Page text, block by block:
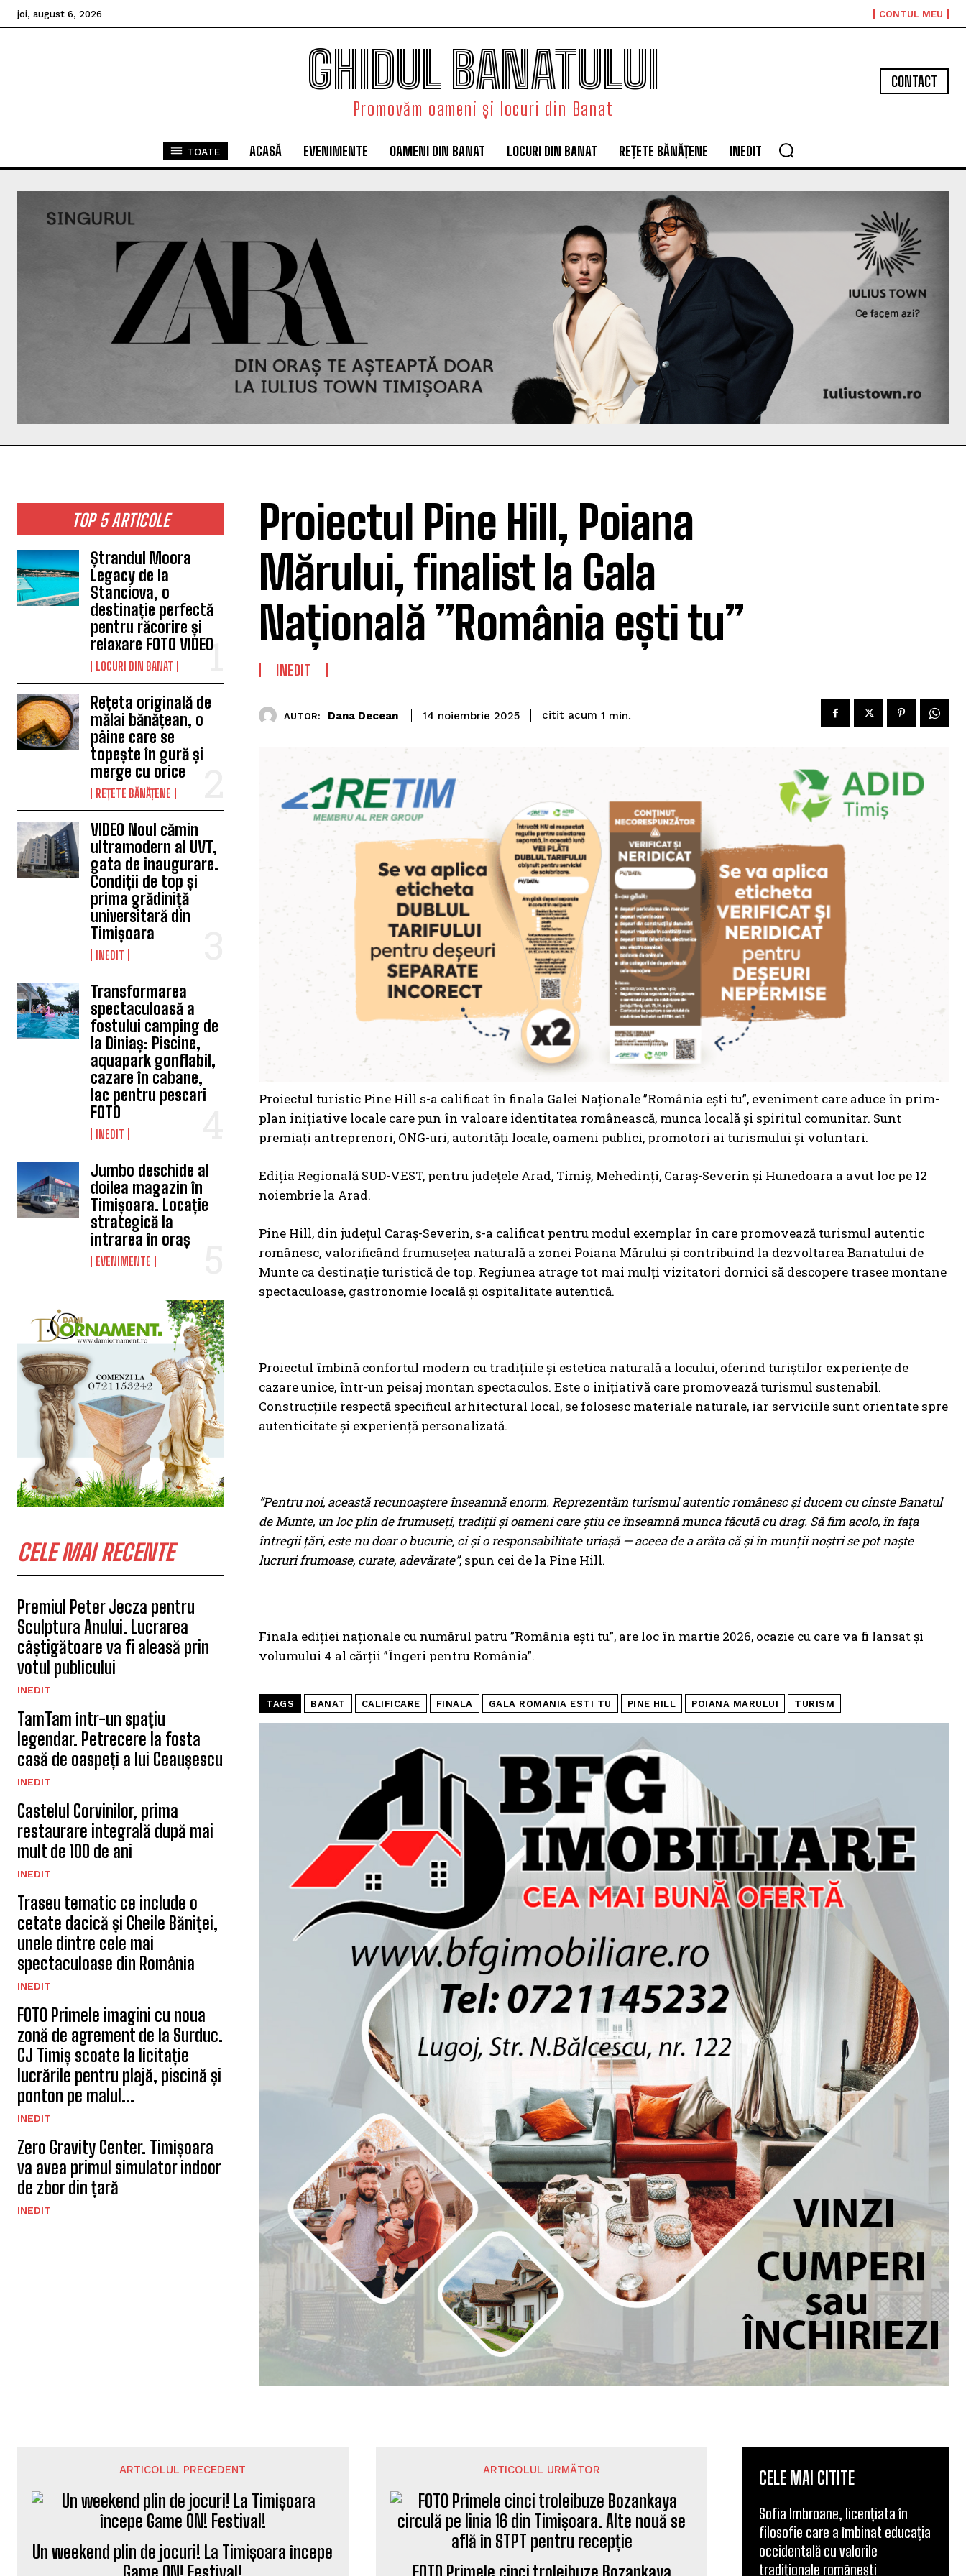
joi, august 6, 2026 CONTUL MEU
GHIDUL BANATULUI
Promovăm oameni și locuri din Banat
CONTACT
TOATE ACASĂ EVENIMENTE OAMENI DIN BANAT LOCURI DIN BANAT REȚETE BĂNĂȚENE INEDIT
TOP 5 ARTICOLE
Ștrandul Moora
Legacy de la
Stanciova, o
destinație perfectă
pentru răcorire și
relaxare FOTO VIDEO
LOCURI DIN BANAT
Rețeta originală de
mălai bănățean, o
pâine care se
topește în gură și
merge cu orice
REȚETE BĂNĂȚENE
VIDEO Noul cămin
ultramodern al UVT,
gata de inaugurare.
Condiții de top și
prima grădiniță
universitară din
Timișoara
INEDIT
Transformarea
spectaculoasă a
fostului camping de
la Diniaș: Piscine,
aquapark gonflabil,
cazare în cabane,
lac pentru pescari
FOTO
INEDIT
Jumbo deschide al
doilea magazin în
Timișoara. Locație
strategică la
intrarea în oraș
EVENIMENTE
CELE MAI RECENTE
Premiul Peter Jecza pentru
Sculptura Anului. Lucrarea
câștigătoare va fi aleasă prin
votul publicului
INEDIT
TamTam într-un spațiu
legendar. Petrecere la fosta
casă de oaspeți a lui Ceaușescu
INEDIT
Castelul Corvinilor, prima
restaurare integrală după mai
mult de 100 de ani
INEDIT
Traseu tematic ce include o
cetate dacică și Cheile Băniței,
unele dintre cele mai
spectaculoase din România
INEDIT
FOTO Primele imagini cu noua
zonă de agrement de la Surduc.
CJ Timiș scoate la licitație
lucrările pentru plajă, piscină și
ponton pe malul...
INEDIT
Zero Gravity Center. Timișoara
va avea primul simulator indoor
de zbor din țară
INEDIT
Proiectul Pine Hill, Poiana
Mărului, finalist la Gala
Națională ”România ești tu”
INEDIT
AUTOR: Dana Decean 14 noiembrie 2025 citit acum 1 min.
Proiectul turistic Pine Hill s-a calificat în finala Galei Naționale ”România ești tu”, eveniment care aduce în prim-
plan inițiative locale care pun în valoare identitatea românească, munca locală și spiritul comunitar. Sunt
premiați antreprenori, ONG-uri, autorități locale, oameni publici, promotori ai turismului și voluntari.
Ediția Regională SUD-VEST, pentru județele Arad, Timiș, Mehedinți, Caraș-Severin și Hunedoara a avut loc pe 12
noiembrie la Arad.
Pine Hill, din județul Caraș-Severin, s-a calificat pentru modul exemplar în care promovează turismul autentic
românesc, valorificând frumusețea naturală a zonei Poiana Mărului și contribuind la dezvoltarea Banatului de
Munte ca destinație turistică de top. Regiunea atrage tot mai mulți vizitatori dornici să descopere trasee montane
spectaculoase, gastronomie locală și ospitalitate autentică.
Proiectul îmbină confortul modern cu tradițiile și estetica naturală a locului, oferind turiștilor experiențe de
cazare unice, într-un peisaj montan spectaculos. Este o inițiativă care promovează turismul sustenabil.
Construcțiile respectă specificul arhitectural local, se folosesc materiale naturale, iar serviciile sunt orientate spre
autenticitate și experiență personalizată.
”Pentru noi, această recunoaștere înseamnă enorm. Reprezentăm turismul autentic românesc și ducem cu cinste Banatul
de Munte, un loc plin de frumuseți, tradiții și oameni care știu ce înseamnă munca făcută cu drag. Să fim acolo, în fața
întregii țări, este nu doar o bucurie, ci și o responsabilitate uriașă — aceea de a arăta că și în munții noștri se pot naște
lucruri frumoase, curate, adevărate”, spun cei de la Pine Hill.
Finala ediției naționale cu numărul patru ”România ești tu”, are loc în martie 2026, ocazie cu care va fi lansat și
volumului 4 al cărții ”Îngeri pentru România”.
TAGS BANAT CALIFICARE FINALA GALA ROMANIA ESTI TU PINE HILL POIANA MARULUI TURISM
ARTICOLUL PRECEDENT
Un weekend plin de jocuri! La Timișoara începe
ARTICOLUL URMĂTOR CELE MAI CITITE
Sofia Imbroane, licențiata în
filosofie care a îmbinat educația
occidentală cu valorile
tradiționale românești